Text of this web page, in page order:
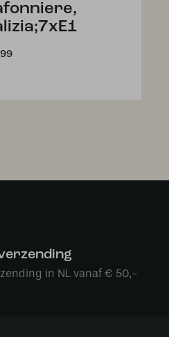
in NL vanaf € 50,-